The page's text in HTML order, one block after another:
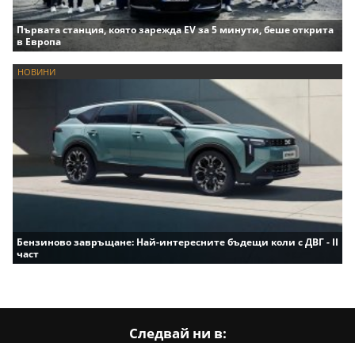
Първата станция, която зарежда EV за 5 минути, беше открита
в Европа
НОВИНИ
Бензиново завръщане: Най-интересните бъдещи коли с ДВГ - II
част
Следвай ни в: